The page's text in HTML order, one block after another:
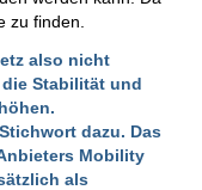
zu finden.
also nicht
Stabilität und
dazu. Das
Mobility
als